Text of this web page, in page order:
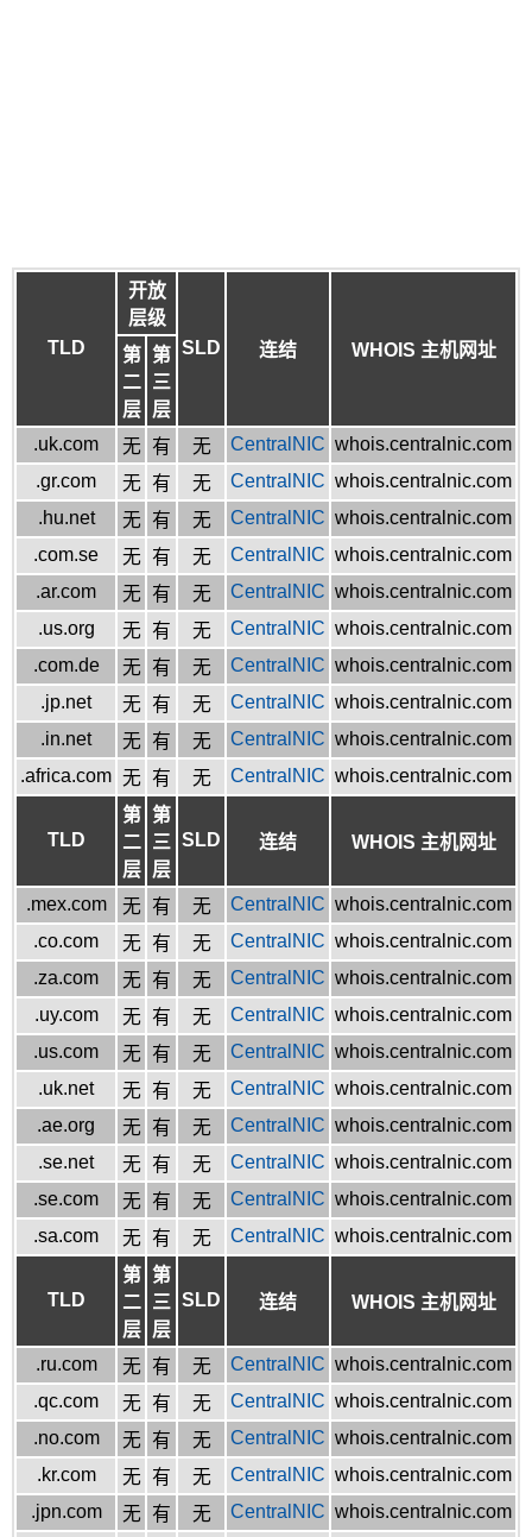
TLD
开放
层级
SLD
连结 WHOIS 主机网址
第
二
层
第
三
层
.uk.com
无 有 无 CentralNIC whois.centralnic.com
.gr.com
无 有 无 CentralNIC whois.centralnic.com
.hu.net
无 有 无 CentralNIC whois.centralnic.com
.com.se
无 有 无 CentralNIC whois.centralnic.com
.ar.com
无 有 无 CentralNIC whois.centralnic.com
.us.org
无 有 无 CentralNIC whois.centralnic.com
.com.de
无 有 无 CentralNIC whois.centralnic.com
.jp.net
无 有 无 CentralNIC whois.centralnic.com
.in.net
无 有 无 CentralNIC whois.centralnic.com
.africa.com 无 有 无 CentralNIC whois.centralnic.com
TLD
第
二
层
第
三
层
SLD 连结 WHOIS 主机网址
.mex.com 无 有 无 CentralNIC whois.centralnic.com
.co.com
无 有 无 CentralNIC whois.centralnic.com
.za.com
无 有 无 CentralNIC whois.centralnic.com
.uy.com
无 有 无 CentralNIC whois.centralnic.com
.us.com
无 有 无 CentralNIC whois.centralnic.com
.uk.net
无 有 无 CentralNIC whois.centralnic.com
.ae.org
无 有 无 CentralNIC whois.centralnic.com
.se.net
无 有 无 CentralNIC whois.centralnic.com
.se.com
无 有 无 CentralNIC whois.centralnic.com
.sa.com
无 有 无 CentralNIC whois.centralnic.com
TLD
第
二
层
第
三
层
SLD 连结 WHOIS 主机网址
.ru.com 无 有 无 CentralNIC whois.centralnic.com
.qc.com
无 有 无 CentralNIC whois.centralnic.com
.no.com
无 有 无 CentralNIC whois.centralnic.com
.kr.com
无 有 无 CentralNIC whois.centralnic.com
.jpn.com
无 有 无 CentralNIC whois.centralnic.com